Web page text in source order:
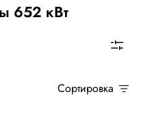
652 кВт
Сортировка